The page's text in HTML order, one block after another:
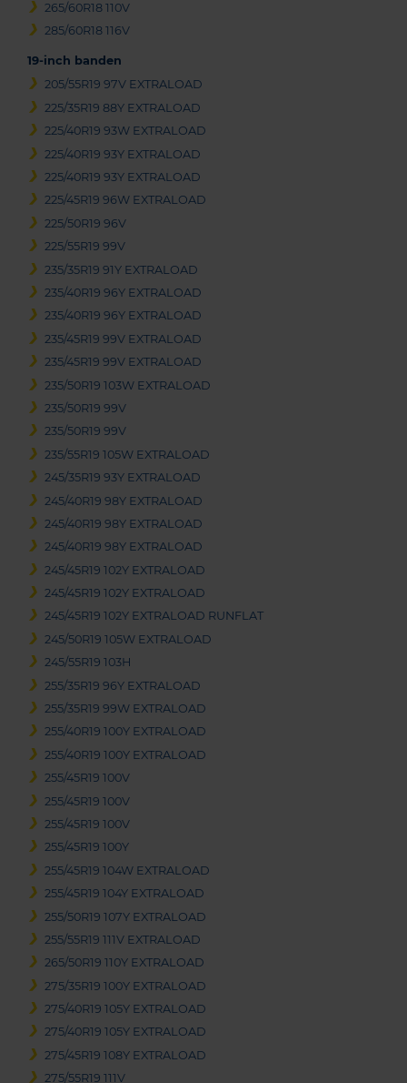
265/60R18 110V
285/60R18 116V
19-inch banden
205/55R19 97V EXTRALOAD
225/35R19 88Y EXTRALOAD
225/40R19 93W EXTRALOAD
225/40R19 93Y EXTRALOAD
225/40R19 93Y EXTRALOAD
225/45R19 96W EXTRALOAD
225/50R19 96V
225/55R19 99V
235/35R19 91Y EXTRALOAD
235/40R19 96Y EXTRALOAD
235/40R19 96Y EXTRALOAD
235/45R19 99V EXTRALOAD
235/45R19 99V EXTRALOAD
235/50R19 103W EXTRALOAD
235/50R19 99V
235/50R19 99V
235/55R19 105W EXTRALOAD
245/35R19 93Y EXTRALOAD
245/40R19 98Y EXTRALOAD
245/40R19 98Y EXTRALOAD
245/40R19 98Y EXTRALOAD
245/45R19 102Y EXTRALOAD
245/45R19 102Y EXTRALOAD
245/45R19 102Y EXTRALOAD RUNFLAT
245/50R19 105W EXTRALOAD
245/55R19 103H
255/35R19 96Y EXTRALOAD
255/35R19 99W EXTRALOAD
255/40R19 100Y EXTRALOAD
255/40R19 100Y EXTRALOAD
255/45R19 100V
255/45R19 100V
255/45R19 100V
255/45R19 100Y
255/45R19 104W EXTRALOAD
255/45R19 104Y EXTRALOAD
255/50R19 107Y EXTRALOAD
255/55R19 111V EXTRALOAD
265/50R19 110Y EXTRALOAD
275/35R19 100Y EXTRALOAD
275/40R19 105Y EXTRALOAD
275/40R19 105Y EXTRALOAD
275/45R19 108Y EXTRALOAD
275/55R19 111V